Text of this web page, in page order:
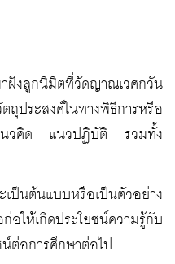
ฝังลูกนิมิตที่วัดญาณเวศกวัน
ระสงค์ในทางพิธีการหรือ
แนวคิด แนวปฏิบัติ รวมทั้ง
ป็นต้นแบบหรือเป็นตัวอย่าง
อให้เกิดประโยชน์ความรู้กับ
ต่อการศึกษาต่อไป